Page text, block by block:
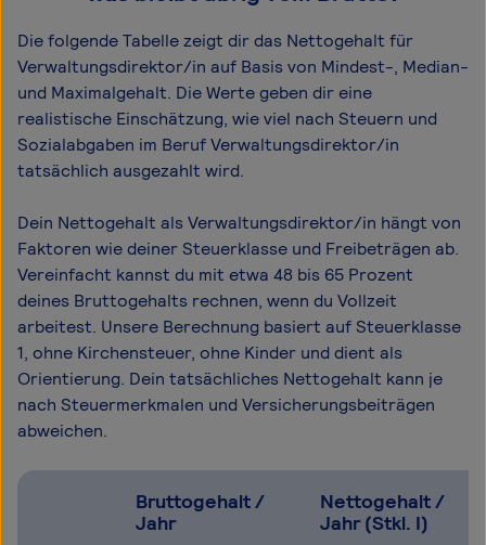
Die folgende Tabelle zeigt dir das Netto­gehalt für
Verwaltungsdirektor/in auf Basis von Mindest-, Median-
und Maximal­gehalt. Die Werte geben dir eine
realistische Einschätzung, wie viel nach Steuern und
Sozialabgaben im Beruf Verwaltungsdirektor/in
tatsächlich ausgezahlt wird.
Dein Nettogehalt als Verwaltungsdirektor/in hängt von
Faktoren wie deiner Steuerklasse und Freibeträgen ab.
Vereinfacht kannst du mit etwa 48 bis 65 Prozent
deines Bruttogehalts rechnen, wenn du Vollzeit
arbeitest. Unsere Berechnung basiert auf Steuerklasse
1, ohne Kirchensteuer, ohne Kinder und dient als
Orientierung. Dein tatsächliches Nettogehalt kann je
nach Steuermerkmalen und Versicherungsbeiträgen
abweichen.
Bruttogehalt /
Jahr
Nettogehalt /
Jahr (Stkl. I)